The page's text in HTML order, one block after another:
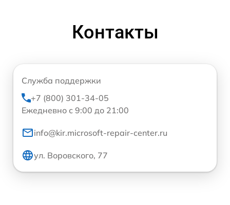
Контакты
Служба поддержки
+7 (800) 301-34-05
Ежедневно с 9:00 до 21:00
info@kir.microsoft-repair-center.ru
ул. Воровского, 77